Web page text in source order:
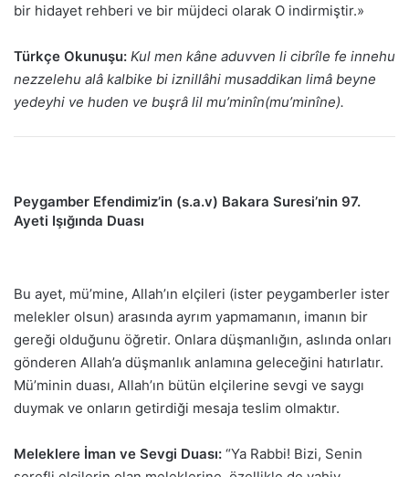
bir hidayet rehberi ve bir müjdeci olarak O indirmiştir.»
Türkçe Okunuşu: Kul men kâne aduvven li cibrîle fe innehu
nezzelehu alâ kalbike bi iznillâhi musaddikan limâ beyne
yedeyhi ve huden ve buşrâ lil mu’minîn(mu’minîne).
Peygamber Efendimiz’in (s.a.v) Bakara Suresi’nin 97.
Ayeti Işığında Duası
Bu ayet, mü’mine, Allah’ın elçileri (ister peygamberler ister
melekler olsun) arasında ayrım yapmamanın, imanın bir
gereği olduğunu öğretir. Onlara düşmanlığın, aslında onları
gönderen Allah’a düşmanlık anlamına geleceğini hatırlatır.
Mü’minin duası, Allah’ın bütün elçilerine sevgi ve saygı
duymak ve onların getirdiği mesaja teslim olmaktır.
Meleklere İman ve Sevgi Duası: “Ya Rabbi! Bizi, Senin